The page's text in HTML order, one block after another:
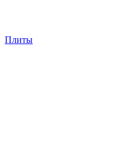
Плиты